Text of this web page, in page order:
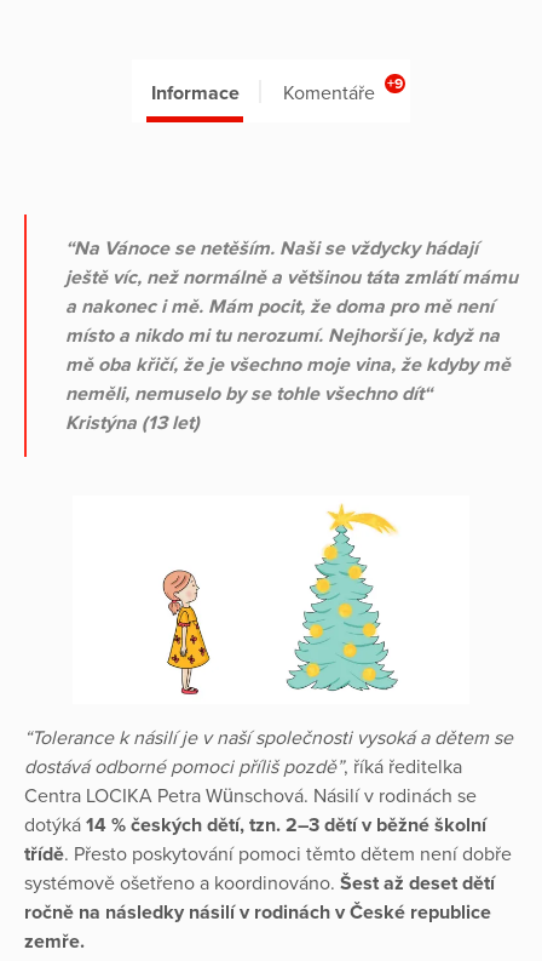
Informace Komentáře +9
“Na Vánoce se netěším. Naši se vždycky hádají
ještě víc, než normálně a většinou táta zmlátí mámu
a nakonec i mě. Mám pocit, že doma pro mě není
místo a nikdo mi tu nerozumí. Nejhorší je, když na
mě oba křičí, že je všechno moje vina, že kdyby mě
neměli, nemuselo by se tohle všechno dít“
Kristýna (13 let)
“Tolerance k násilí je v naší společnosti vysoká a dětem se
dostává odborné pomoci příliš pozdě”, říká ředitelka
Centra LOCIKA Petra Wünschová. Násilí v rodinách se
dotýká 14 % českých dětí, tzn. 2–3 dětí v běžné školní
třídě. Přesto poskytování pomoci těmto dětem není dobře
systémově ošetřeno a koordinováno. Šest až deset dětí
ročně na následky násilí v rodinách v České republice
zemře.